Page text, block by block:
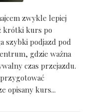
zwykle lepiej
krótki kurs po
szybki podjazd pod
gdzie ważna
czas przejazdu.
opisany kurs...